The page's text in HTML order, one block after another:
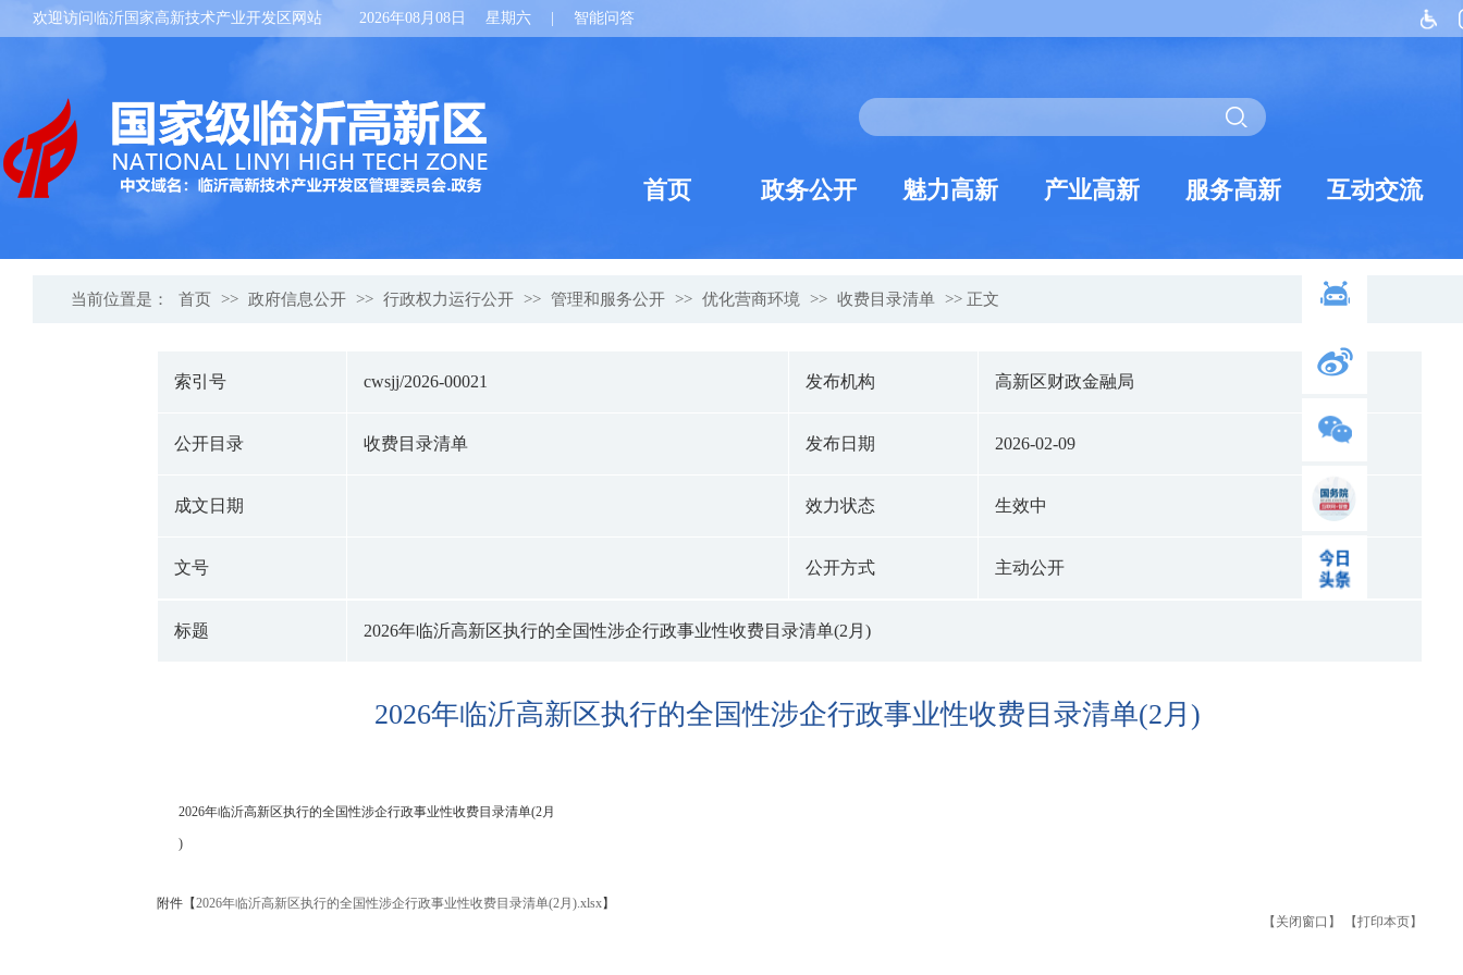
欢迎访问临沂国家高新技术产业开发区网站 2026年08月08日 星期六 智能问答
首页 政务公开 魅力高新 产业高新 服务高新 互动交流
当前位置是： 首页 >> 政府信息公开 >> 行政权力运行公开 >> 管理和服务公开 >> 优化营商环境 >> 收费目录清单 >> 正文
索引号 cwsjj/2026-00021 发布机构 高新区财政金融局
公开目录 收费目录清单 发布日期 2026-02-09
成文日期 效力状态 生效中
文号 公开方式 主动公开
标题 2026年临沂高新区执行的全国性涉企行政事业性收费目录清单(2月)
2026年临沂高新区执行的全国性涉企行政事业性收费目录清单(2月)
2026年临沂高新区执行的全国性涉企行政事业性收费目录清单(2月
)
附件【2026年临沂高新区执行的全国性涉企行政事业性收费目录清单(2月).xlsx】
【关闭窗口】
【打印本页】